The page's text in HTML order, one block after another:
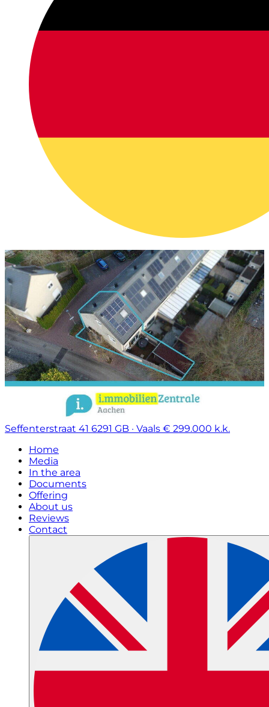
Seffenterstraat 41 6291 GB · Vaals € 299.000 k.k.
Home
Media
In the area
Documents
Offering
About us
Reviews
Contact